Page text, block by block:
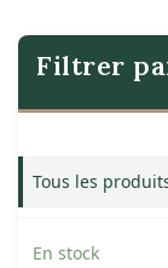
Filtrer
Tous les
En stock